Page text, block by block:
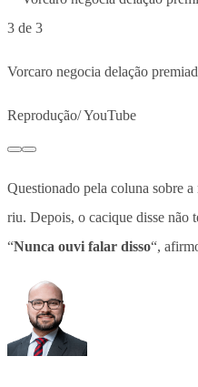
3 de 3
Vorcaro negocia delação
Reprodução/ YouTube
Questionado pela coluna sobre
riu. Depois, o cacique disse não
“Nunca ouvi falar disso“,